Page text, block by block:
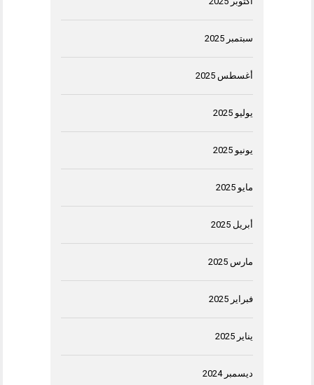
سبتمبر 2025
أغسطس 2025
يوليو 2025
يونيو 2025
مايو 2025
أبريل 2025
مارس 2025
فبراير 2025
يناير 2025
ديسمبر 2024